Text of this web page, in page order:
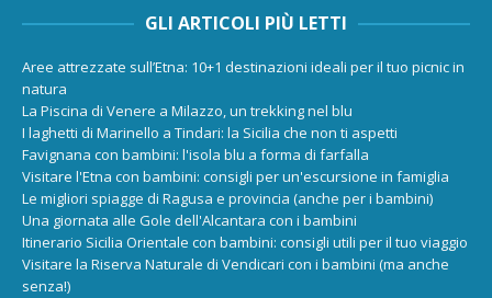
GLI ARTICOLI PIÙ LETTI
Aree attrezzate sull’Etna: 10+1 destinazioni ideali per il tuo picnic in
natura
La Piscina di Venere a Milazzo, un trekking nel blu
I laghetti di Marinello a Tindari: la Sicilia che non ti aspetti
Favignana con bambini: l'isola blu a forma di farfalla
Visitare l'Etna con bambini: consigli per un'escursione in famiglia
Le migliori spiagge di Ragusa e provincia (anche per i bambini)
Una giornata alle Gole dell'Alcantara con i bambini
Itinerario Sicilia Orientale con bambini: consigli utili per il tuo viaggio
Visitare la Riserva Naturale di Vendicari con i bambini (ma anche
senza!)